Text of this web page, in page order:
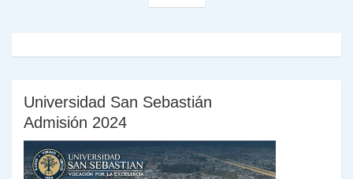
Universidad San Sebastián
Admisión 2024